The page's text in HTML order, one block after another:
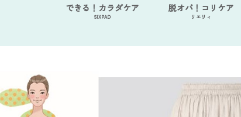
できる！カラダケア
SIXPAD
脱オバ！コリケア
リエリィ